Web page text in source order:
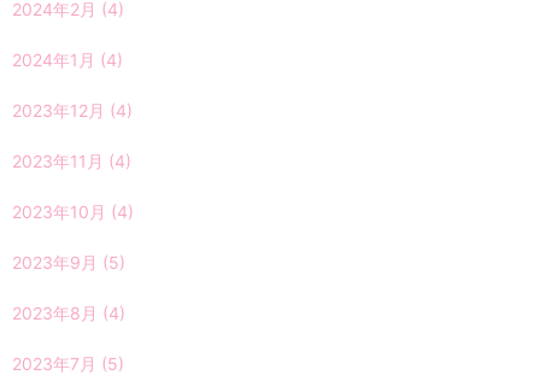
2024年2月 (4)
2024年1月 (4)
2023年12月 (4)
2023年11月 (4)
2023年10月 (4)
2023年9月 (5)
2023年8月 (4)
2023年7月 (5)